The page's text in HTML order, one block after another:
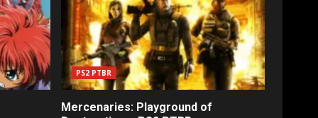
PS2 PTBR
Mercenaries: Playground of